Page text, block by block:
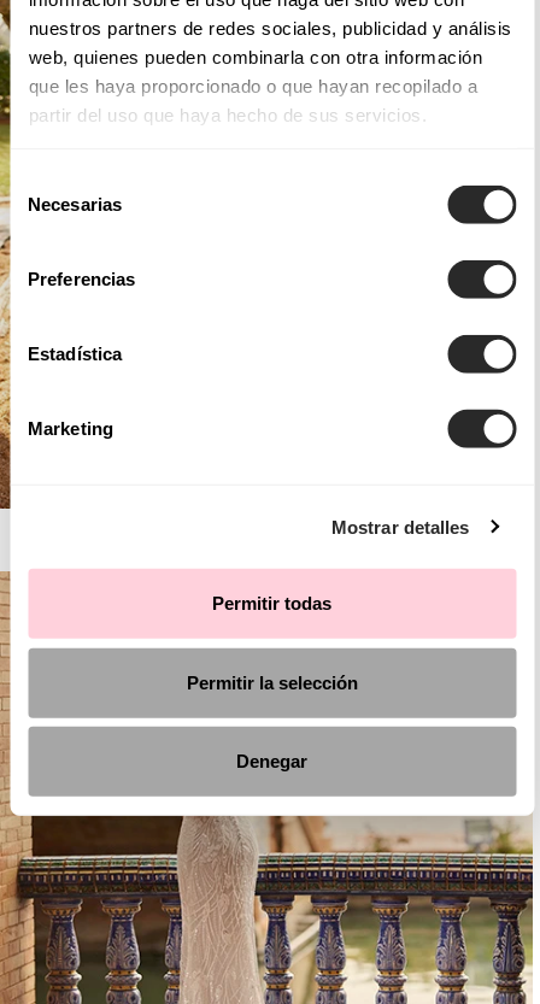
nuestros partners de redes sociales, publicidad y análisis
web, quienes pueden combinarla con otra información
que les haya proporcionado o que hayan recopilado a
partir del uso que haya hecho de sus servicios.
Selección
de
consentimiento
Necesarias
Preferencias
Estadística
Marketing
Mostrar detalles
Permitir todas
Permitir la selección
Denegar